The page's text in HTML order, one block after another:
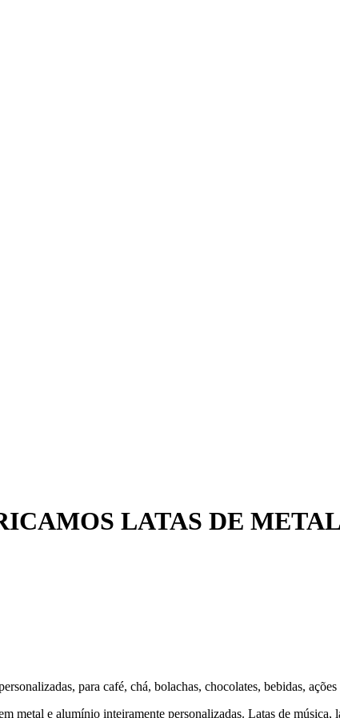
LATAS DE METAL
para café, chá, bolachas, chocolates, bebidas,
metal e alumínio inteiramente personalizadas. Latas de música,